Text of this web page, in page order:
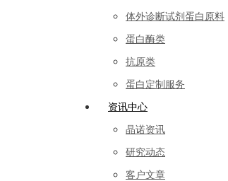
体外诊断试剂蛋白原料
蛋白酶类
抗原类
蛋白定制服务
资讯中心
晶诺资讯
研究动态
客户文章